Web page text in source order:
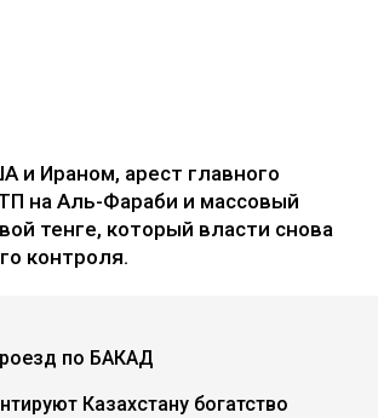
и Ираном, арест главного
на Аль-Фараби и массовый
тенге, который власти снова
контроля.
по БАКАД
Казахстану богатство